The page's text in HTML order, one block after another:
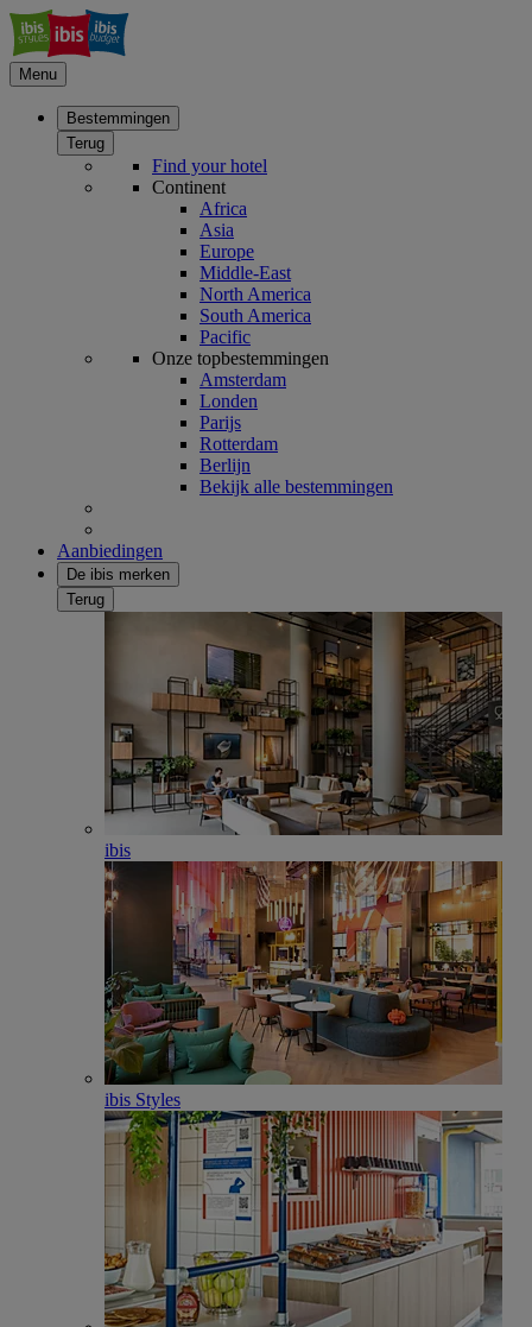
Menu
Bestemmingen
Terug
Find your hotel
Continent
Africa
Asia
Europe
Middle-East
North America
South America
Pacific
Onze topbestemmingen
Amsterdam
Londen
Parijs
Rotterdam
Berlijn
Bekijk alle bestemmingen
Aanbiedingen
De ibis merken
Terug
ibis
ibis Styles